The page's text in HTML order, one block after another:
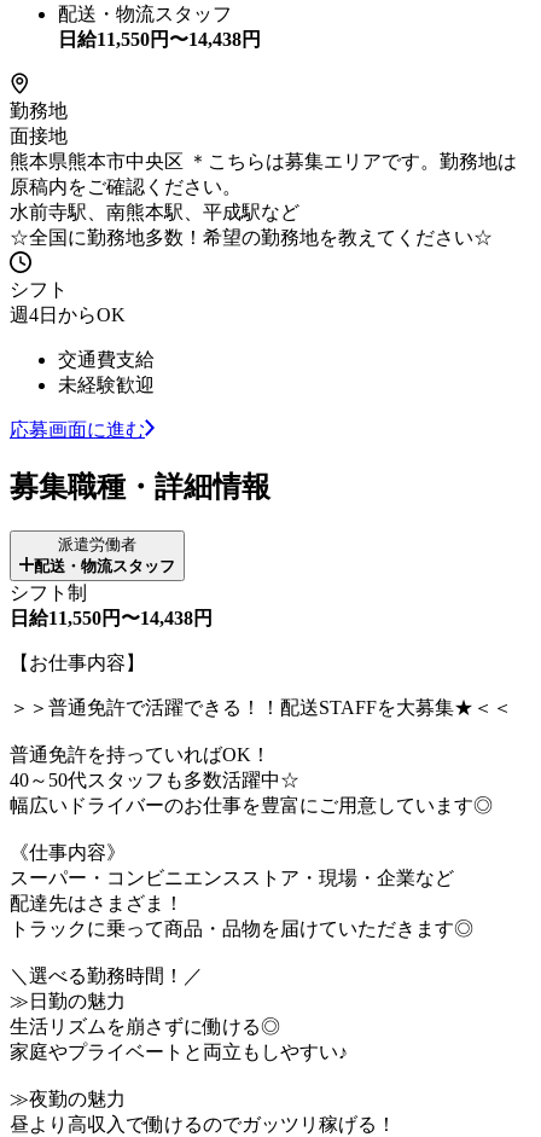
配送・物流スタッフ
日給11,550円〜14,438円
勤務地
面接地
熊本県熊本市中央区 ＊こちらは募集エリアです。勤務地は
原稿内をご確認ください。
水前寺駅、南熊本駅、平成駅など
☆全国に勤務地多数！希望の勤務地を教えてください☆
シフト
週4日からOK
交通費支給
未経験歓迎
応募画面に進む
募集職種・詳細情報
派遣労働者
配送・物流スタッフ
シフト制
日給11,550円〜14,438円
【お仕事内容】
＞＞普通免許で活躍できる！！配送STAFFを大募集★＜＜
普通免許を持っていればOK！
40～50代スタッフも多数活躍中☆
幅広いドライバーのお仕事を豊富にご用意しています◎
《仕事内容》
スーパー・コンビニエンスストア・現場・企業など
配達先はさまざま！
トラックに乗って商品・品物を届けていただきます◎
＼選べる勤務時間！／
≫日勤の魅力
生活リズムを崩さずに働ける◎
家庭やプライベートと両立もしやすい♪
≫夜勤の魅力
昼より高収入で働けるのでガッツリ稼げる！